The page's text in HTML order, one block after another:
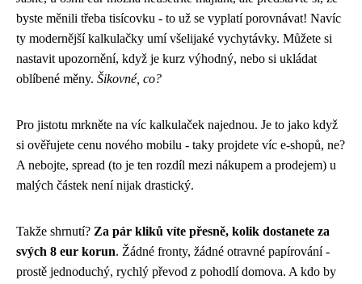
byste měnili třeba tisícovku - to už se vyplatí porovnávat! Navíc
ty modernější kalkulačky umí všelijaké vychytávky. Můžete si
nastavit upozornění, když je kurz výhodný, nebo si ukládat
oblíbené měny. Šikovné, co?
Pro jistotu mrkněte na víc kalkulaček najednou. Je to jako když
si ověřujete cenu nového mobilu - taky projdete víc e-shopů, ne?
A nebojte, spread (to je ten rozdíl mezi nákupem a prodejem) u
malých částek není nijak drastický.
Takže shrnutí? Za pár kliků víte přesně, kolik dostanete za
svých 8 eur korun. Žádné fronty, žádné otravné papírování -
prostě jednoduchý, rychlý převod z pohodlí domova. A kdo by